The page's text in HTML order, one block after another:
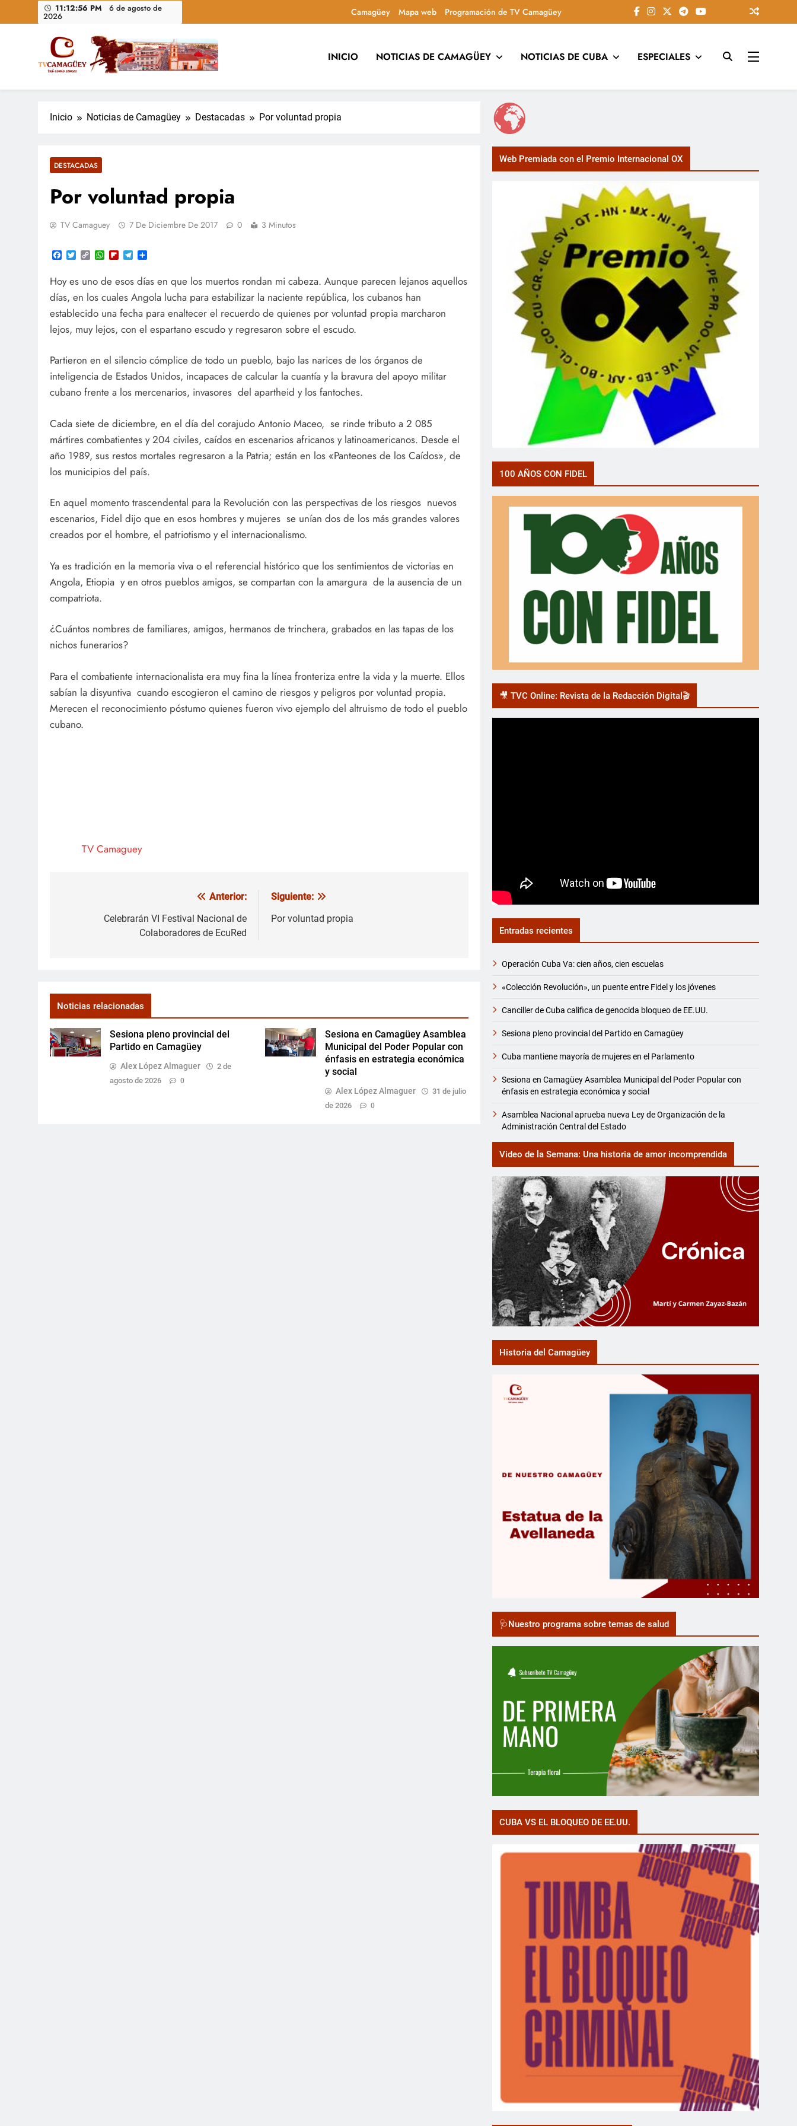
11:12:57 PM 6 de agosto de
2026 Camagüey Mapa web Programación de TV Camagüey
Televisión Camagüey, Cuba
TV Camagüey: canal provincial cubano que informa, educa y entretiene con contenidos culturales, sociales y comunitarios, conectando la tradición camagüeyana con la actualidad
INICIO NOTICIAS DE CAMAGÜEY NOTICIAS DE CUBA ESPECIALES
Inicio Noticias de Camagüey Destacadas Por voluntad propia
DESTACADAS
Por voluntad propia
TV Camaguey 7 De Diciembre De 2017 0 3 Minutos
Facebook
TwitterCopy
Link
WhatsApp
FlipboardTelegram
Hoy es uno de esos días en que los muertos rondan mi cabeza. Aunque parecen lejanos aquellos
días, en los cuales Angola lucha para estabilizar la naciente república, los cubanos han
establecido una fecha para enaltecer el recuerdo de quienes por voluntad propia marcharon
lejos, muy lejos, con el espartano escudo y regresaron sobre el escudo.
Partieron en el silencio cómplice de todo un pueblo, bajo las narices de los órganos de
inteligencia de Estados Unidos, incapaces de calcular la cuantía y la bravura del apoyo militar
cubano frente a los mercenarios, invasores del apartheid y los fantoches.
Cada siete de diciembre, en el día del corajudo Antonio Maceo, se rinde tributo a 2 085
mártires combatientes y 204 civiles, caídos en escenarios africanos y latinoamericanos. Desde el
año 1989, sus restos mortales regresaron a la Patria; están en los «Panteones de los Caídos», de
los municipios del país.
En aquel momento trascendental para la Revolución con las perspectivas de los riesgos nuevos
escenarios, Fidel dijo que en esos hombres y mujeres se unían dos de los más grandes valores
creados por el hombre, el patriotismo y el internacionalismo.
Ya es tradición en la memoria viva o el referencial histórico que los sentimientos de victorias en
Angola, Etiopia y en otros pueblos amigos, se compartan con la amargura de la ausencia de un
compatriota.
¿Cuántos nombres de familiares, amigos, hermanos de trinchera, grabados en las tapas de los
nichos funerarios?
Para el combatiente internacionalista era muy fina la línea fronteriza entre la vida y la muerte. Ellos
sabían la disyuntiva cuando escogieron el camino de riesgos y peligros por voluntad propia.
Merecen el reconocimiento póstumo quienes fueron vivo ejemplo del altruismo de todo el pueblo
cubano.
TV Camaguey
Anterior:
Celebrarán VI Festival Nacional de
Colaboradores de EcuRed
Siguiente:
Por voluntad propia
Noticias relacionadas
Sesiona pleno provincial del
Partido en Camagüey
Alex López Almaguer
2 de
agosto de 2026
0
Sesiona en Camagüey Asamblea
Municipal del Poder Popular con
énfasis en estrategia económica
y social
Alex López Almaguer
31 de julio
de 2026
0
Web Premiada con el Premio Internacional OX
100 AÑOS CON FIDEL
🎥 TVC Online: Revista de la Redacción Digital🎬
Entradas recientes
Operación Cuba Va: cien años, cien escuelas
«Colección Revolución», un puente entre Fidel y los jóvenes
Canciller de Cuba califica de genocida bloqueo de EE.UU.
Sesiona pleno provincial del Partido en Camagüey
Cuba mantiene mayoría de mujeres en el Parlamento
Sesiona en Camagüey Asamblea Municipal del Poder Popular con
énfasis en estrategia económica y social
Asamblea Nacional aprueba nueva Ley de Organización de la
Administración Central del Estado
Video de la Semana: Una historia de amor incomprendida
Historia del Camagüey
🩺Nuestro programa sobre temas de salud
CUBA VS EL BLOQUEO DE EE.UU.